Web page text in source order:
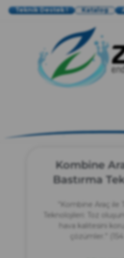
Teknik Destek ! Katalog
Kombine
Bastırma
“Kombine Araç ile
Teknolojileri: Toz
hava kalitesini
çözümler.”